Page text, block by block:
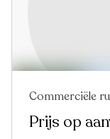
Commerciële
Prijs op